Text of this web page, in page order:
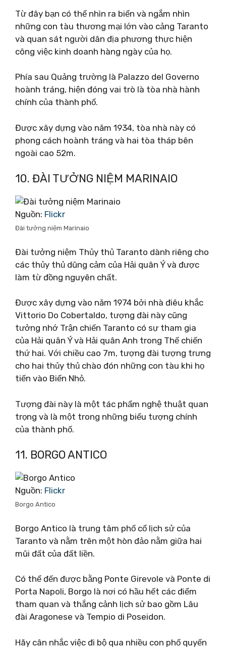
Từ đây bạn có thể nhìn ra biển và ngắm nhìn
những con tàu thương mại lớn vào cảng Taranto
và quan sát người dân địa phương thực hiện
công việc kinh doanh hàng ngày của họ.
Phía sau Quảng trường là Palazzo del Governo
hoành tráng, hiện đóng vai trò là tòa nhà hành
chính của thành phố.
Được xây dựng vào năm 1934, tòa nhà này có
phong cách hoành tráng và hai tòa tháp bên
ngoài cao 52m.
10. ĐÀI TƯỞNG NIỆM MARINAIO
Nguồn: Flickr
Đài tưởng niệm Marinaio
Đài tưởng niệm Thủy thủ Taranto dành riêng cho
các thủy thủ dũng cảm của Hải quân Ý và được
làm từ đồng nguyên chất.
Được xây dựng vào năm 1974 bởi nhà điêu khắc
Vittorio Do Cobertaldo, tượng đài này cũng
tưởng nhớ Trận chiến Taranto có sự tham gia
của Hải quân Ý và Hải quân Anh trong Thế chiến
thứ hai. Với chiều cao 7m, tượng đài tượng trưng
cho hai thủy thủ chào đón những con tàu khi họ
tiến vào Biển Nhỏ.
Tượng đài này là một tác phẩm nghệ thuật quan
trọng và là một trong những biểu tượng chính
của thành phố.
11. BORGO ANTICO
Nguồn: Flickr
Borgo Antico
Borgo Antico là trung tâm phố cổ lịch sử của
Taranto và nằm trên một hòn đảo nằm giữa hai
mũi đất của đất liền.
Có thể đến được bằng Ponte Girevole và Ponte di
Porta Napoli, Borgo là nơi có hầu hết các điểm
tham quan và thắng cảnh lịch sử bao gồm Lâu
đài Aragonese và Tempio di Poseidon.
Hãy cân nhắc việc đi bộ qua nhiều con phố quyến